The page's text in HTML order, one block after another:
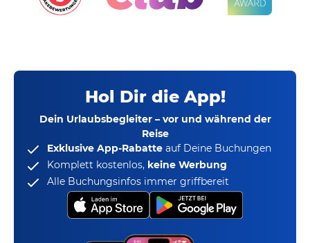
Hol Dir die App!
Dein Urlaubsbegleiter – vor und während der
Reise
Exklusive App-Rabatte auf Deine Buchungen
Komplett kostenlos, keine Werbung
Alle Buchungsinfos immer griffbereit